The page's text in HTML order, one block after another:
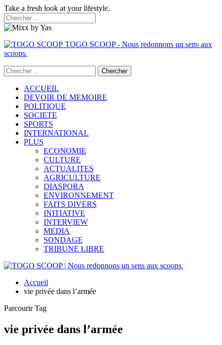
Take a fresh look at your lifestyle.
TOGO SCOOP - Nous redonnons un sens aux
scoops.
ACCUEIL
DEVOIR DE MEMOIRE
POLITIQUE
SOCIETE
SPORTS
INTERNATIONAL
PLUS
ECONOMIE
CULTURE
ACTUALITES
AGRICULTURE
DIASPORA
ENVIRONNEMENT
FAITS DIVERS
INITIATIVE
INTERVIEW
MEDIA
SONDAGE
TRIBUNE LIBRE
Accueil
vie privée dans l’armée
Parcourir Tag
vie privée dans l’armée